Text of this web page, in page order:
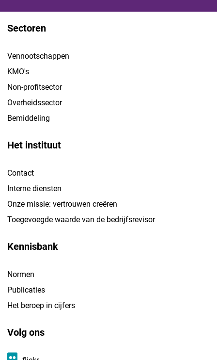
Sectoren
Vennootschappen
KMO's
Non-profitsector
Overheidssector
Bemiddeling
Het instituut
Contact
Interne diensten
Onze missie: vertrouwen creëren
Toegevoegde waarde van de bedrijfsrevisor
Kennisbank
Normen
Publicaties
Het beroep in cijfers
Volg ons